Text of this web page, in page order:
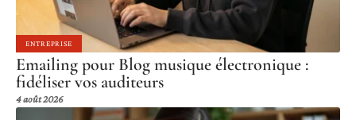
ENTREPRISE
Emailing pour Blog musique électronique :
fidéliser vos auditeurs
4 août 2026